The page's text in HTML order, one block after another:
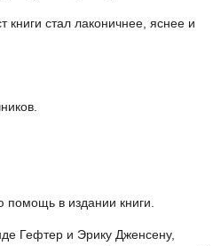
книги стал лаконичнее, яснее и
в издании книги.
Гефтер и Эрику Дженсену,